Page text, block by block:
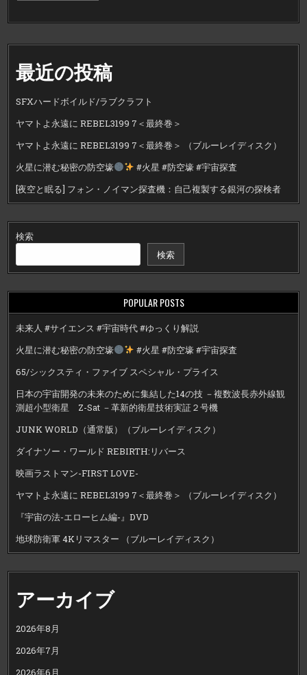
最近の投稿
SFXハードボイルド/ラブクラフト
ヤマトよ永遠に REBEL3199 7＜最終巻＞
ヤマトよ永遠に REBEL3199 7＜最終巻＞ （ブルーレイディスク）
火星に潜む秘密の防空壕
#火星 #防空壕 #宇宙探査
[夜空と眠る] フォン・ノイマン探査機：自己複製する銀河の探検者
検索
検索
POPULAR POSTS
未来人 #サイエンス #宇宙時代 #ゆっくり解説
火星に潜む秘密の防空壕
#火星 #防空壕 #宇宙探査
65/シックスティ・ファイブ スペシャル・プライス
日本の宇宙開発の未来のために集結した14の技 －複数波長赤外線観
測超小型衛星 Z-Sat －革新的衛星技術実証２号機
JUNK WORLD（通常版）（ブルーレイディスク）
ダイナソー・ワールド REBIRTH:リバース
映画ラストマン-FIRST LOVE-
ヤマトよ永遠に REBEL3199 7＜最終巻＞ （ブルーレイディスク）
『宇宙の法-エローヒム編-』DVD
地球防衛軍 4Kリマスター （ブルーレイディスク）
アーカイブ
2026年8月
2026年7月
2026年6月